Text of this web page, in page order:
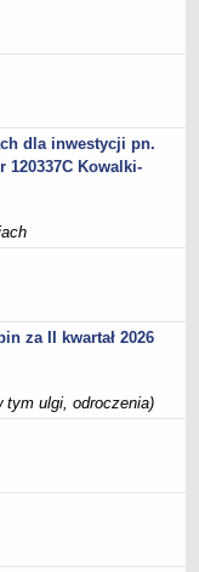
oraz siedziby
okręgów wyborczych
dla inwestycji pn.
Kowalki-
za II kwartał 2026
tym ulgi, odroczenia)